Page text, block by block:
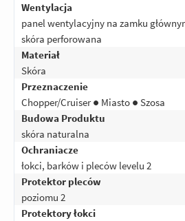
Wentylacja
panel wentylacyjny na zamku
skóra perforowana
Materiał
Skóra
Przeznaczenie
Chopper/Cruiser ● Miasto ● Szosa
Budowa Produktu
skóra naturalna
Ochraniacze
łokci, barków i pleców levelu 2
Protektor pleców
poziomu 2
Protektory łokci